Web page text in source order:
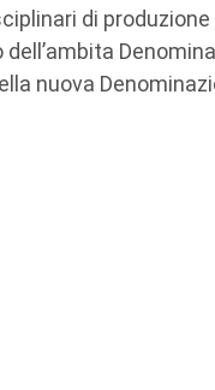
di
nuova